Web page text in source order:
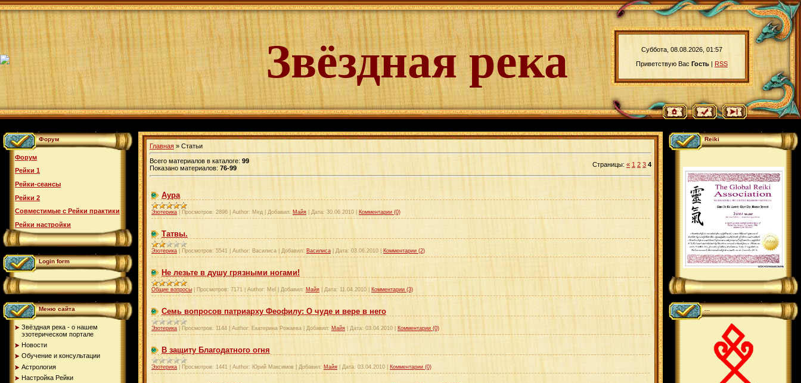
Суббота, 08.08.2026, 01:57
Приветствую Вас Гость | RSS
Звёздная река
Форум
Форум
Рейки 1
Рейки-сеансы
Рейки 2
Совместимые с Рейки практики
Рейки настройки
Login form
Меню сайта
Звёздная река - о нашем
эзотерическом портале
Новости
Обучение и консультации
Астрология
Настройка Рейки
Главная » Статьи
Всего материалов в каталоге: 99
Показано материалов: 76-99 Страницы: « 1 2 3 4
Аура
Эзотерика Просмотров: 2896 Author: Мед Добавил: Майя Дата: 30.06.2010 Комментарии (0)
Татвы.
Эзотерика Просмотров: 5541 Author: Василиса Добавил: Василиса Дата: 03.06.2010 Комментарии (2)
Не лезьте в душу грязными ногами!
Общие вопросы Просмотров: 7171 Author: Mel Добавил: Майя Дата: 11.04.2010 Комментарии (3)
Семь вопросов патриарху Феофилу: О чуде и вере в него
Эзотерика Просмотров: 1144 Author: Екатерина Рожаева Добавил: Майя Дата: 03.04.2010 Комментарии (0)
В защиту Благодатного огня
Эзотерика Просмотров: 1441 Author: Юрий Максимов Добавил: Майя Дата: 03.04.2010 Комментарии (0)
Reiki
...